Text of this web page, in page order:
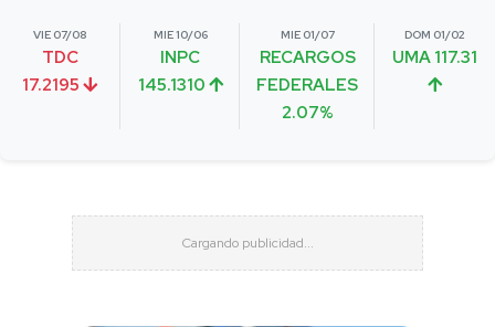
VIE 07/08
TDC
17.2195
MIE 10/06
INPC
145.1310
MIE 01/07
RECARGOS
FEDERALES
2.07%
DOM 01/02
UMA 117.31